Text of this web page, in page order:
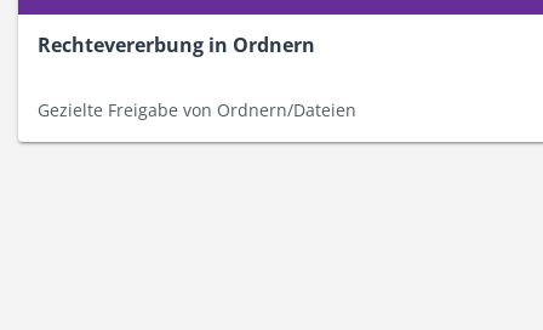
Rechtevererbung in Ordnern
Gezielte Freigabe von Ordnern/Dateien